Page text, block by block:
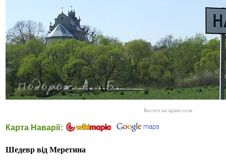
Костел на краю села.
Карта Наварії:
Шедевр від Меретина